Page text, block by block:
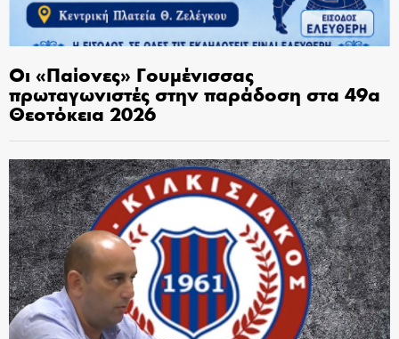
Οι «Παίονες» Γουμένισσας
πρωταγωνιστές στην παράδοση στα 49α
Θεοτόκεια 2026